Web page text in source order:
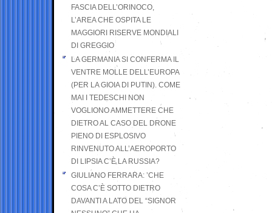
FASCIA DELL’ORINOCO,
L’AREA CHE OSPITA LE
MAGGIORI RISERVE MONDIALI
DI GREGGIO
LA GERMANIA SI CONFERMA IL
VENTRE MOLLE DELL’EUROPA
(PER LA GIOIA DI PUTIN). COME
MAI I TEDESCHI NON
VOGLIONO AMMETTERE CHE
DIETRO AL CASO DEL DRONE
PIENO DI ESPLOSIVO
RINVENUTO ALL’AEROPORTO
DI LIPSIA C’È LA RUSSIA?
GIULIANO FERRARA: ’CHE
COSA C’È SOTTO DIETRO
DAVANTI A LATO DEL “SIGNOR